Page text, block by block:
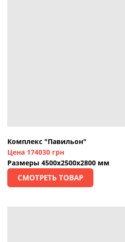
Комплекс "Павильон"
Цена 174030 грн
Размеры 4500х2500х2800 мм
СМОТРЕТЬ ТОВАР